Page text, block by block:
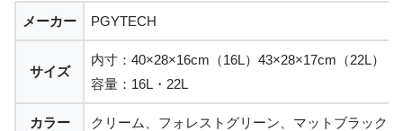
メーカー PGYTECH
サイズ
内寸：40×28×16cm（16L）43×28×17cm（22L）
容量：16L・22L
カラー クリーム、フォレストグリーン、マットブラック